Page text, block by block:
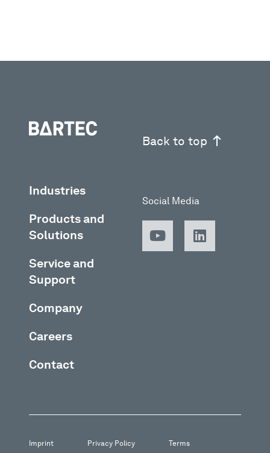
Back to top
Industries
Products and
Solutions
Service and
Support
Company
Careers
Contact
Social Media
Imprint Privacy Policy
Terms